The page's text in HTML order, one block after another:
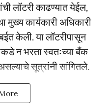
लॉटरी काढण्यात येईल,
मुख्य कार्यकारी अधिकारी
केली. या लॉटरीपासून
न भरता स्वतःच्या बँक
सूत्रांनी सांगितले.